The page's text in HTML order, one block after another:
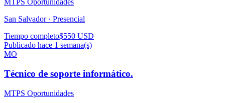
MTPS Oportunidades
San Salvador · Presencial
Tiempo completo$550 USD
Publicado hace 1 semana(s)
MO
Técnico de soporte informático.
MTPS Oportunidades